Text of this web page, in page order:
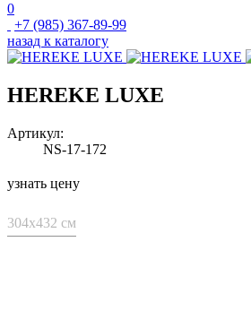
0
+7 (985) 367-89-99
назад к каталогу
HEREKE LUXE
Артикул:
NS-17-172
узнать цену
304x432 см